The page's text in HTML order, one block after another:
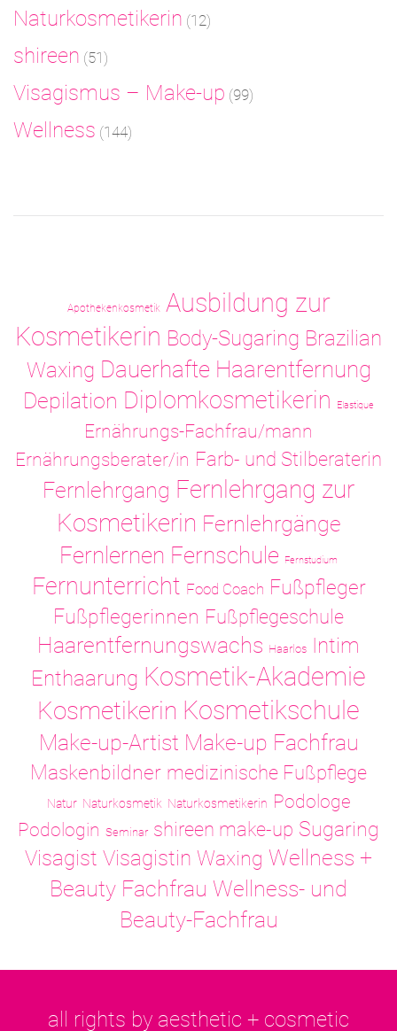
Naturkosmetikerin (12)
shireen (51)
Visagismus – Make-up (99)
Wellness (144)
Apothekenkosmetik Ausbildung zur
Kosmetikerin Body-Sugaring Brazilian
Waxing Dauerhafte Haarentfernung
Depilation Diplomkosmetikerin Elastique
Ernährungs-Fachfrau/mann
Ernährungsberater/in Farb- und Stilberaterin
Fernlehrgang Fernlehrgang zur
Kosmetikerin Fernlehrgänge
Fernlernen Fernschule Fernstudium
Fernunterricht Food Coach Fußpfleger
Fußpflegerinnen Fußpflegeschule
Haarentfernungswachs Haarlos Intim
Enthaarung Kosmetik-Akademie
Kosmetikerin Kosmetikschule
Make-up-Artist Make-up Fachfrau
Maskenbildner medizinische Fußpflege
Natur Naturkosmetik Naturkosmetikerin Podologe
Podologin Seminar shireen make-up Sugaring
Visagist Visagistin Waxing Wellness +
Beauty Fachfrau Wellness- und
Beauty-Fachfrau
all rights by aesthetic + cosmetic